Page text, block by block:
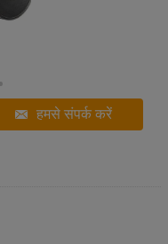
हमसे संपर्क करें